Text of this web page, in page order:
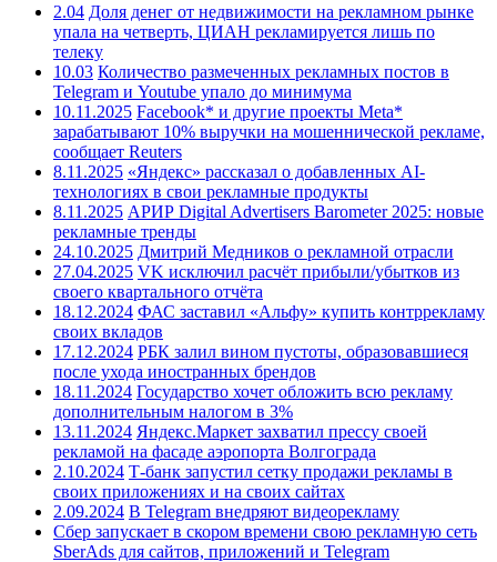
2.04 Доля денег от недвижимости на рекламном рынке
упала на четверть, ЦИАН рекламируется лишь по
телеку
10.03 Количество размеченных рекламных постов в
Telegram и Youtube упало до минимума
10.11.2025 Facebook* и другие проекты Meta*
зарабатывают 10% выручки на мошеннической рекламе,
сообщает Reuters
8.11.2025 «Яндекс» рассказал о добавленных AI-
технологиях в свои рекламные продукты
8.11.2025 АРИР Digital Advertisers Barometer 2025: новые
рекламные тренды
24.10.2025 Дмитрий Медников о рекламной отрасли
27.04.2025 VK исключил расчёт прибыли/убытков из
своего квартального отчёта
18.12.2024 ФАС заставил «Альфу» купить контррекламу
своих вкладов
17.12.2024 РБК залил вином пустоты, образовавшиеся
после ухода иностранных брендов
18.11.2024 Государство хочет обложить всю рекламу
дополнительным налогом в 3%
13.11.2024 Яндекс.Маркет захватил прессу своей
рекламой на фасаде аэропорта Волгограда
2.10.2024 Т-банк запустил сетку продажи рекламы в
своих приложениях и на своих сайтах
2.09.2024 В Telegram внедряют видеорекламу
Сбер запускает в скором времени свою рекламную сеть
SberAds для сайтов, приложений и Telegram